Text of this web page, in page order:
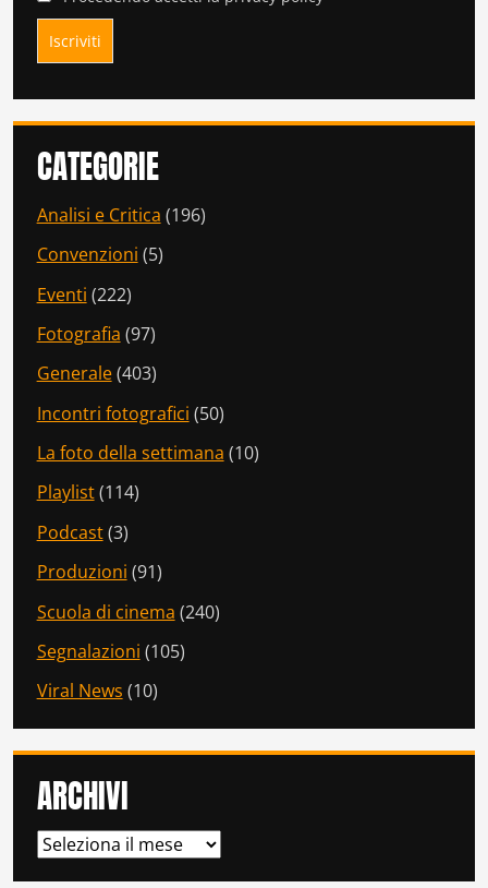
CATEGORIE
Analisi e Critica (196)
Convenzioni (5)
Eventi (222)
Fotografia (97)
Generale(403)
Incontri fotografici (50)
La foto della settimana (10)
Playlist(114)
Podcast(3)
Produzioni (91)
Scuola di cinema (240)
Segnalazioni (105)
Viral News (10)
ARCHIVI
ARCHIVI